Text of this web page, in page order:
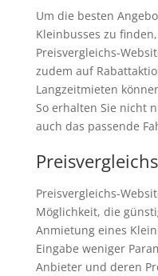
Um die besten
Kleinbusses zu
Preisvergleichs-
zudem auf
Langzeitmieten
So erhalten Sie nicht
auch das passende
Preisvergleichs-
Möglichkeit, die
Anmietung eines
Eingabe weniger
Anbieter und deren